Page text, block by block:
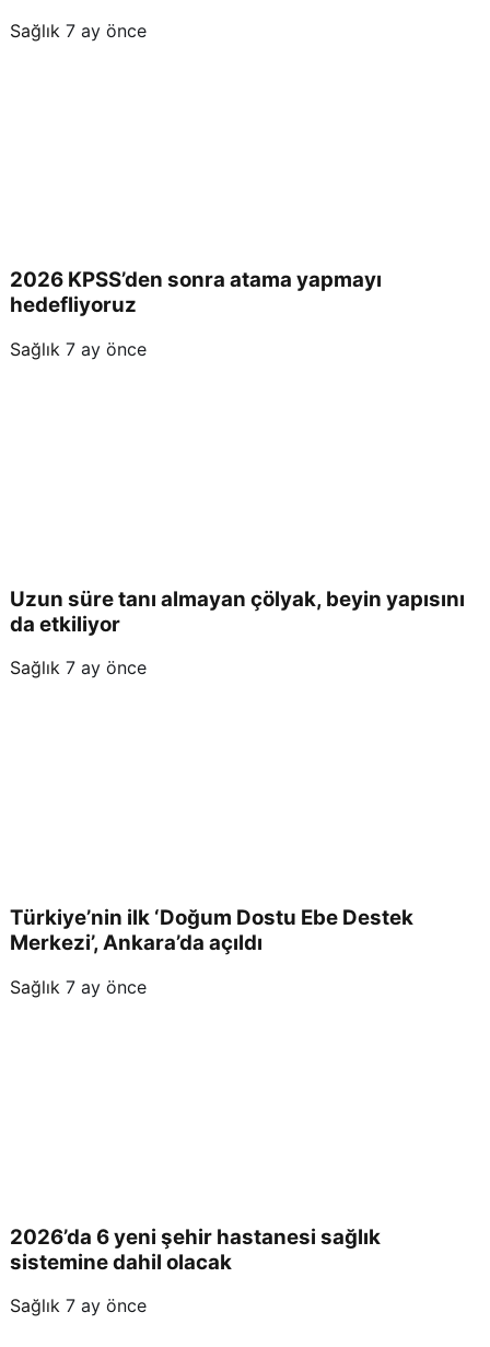
Sağlık 7 ay önce
2026 KPSS’den sonra atama yapmayı
hedefliyoruz
Sağlık 7 ay önce
Uzun süre tanı almayan çölyak, beyin yapısını
da etkiliyor
Sağlık 7 ay önce
Türkiye’nin ilk ‘Doğum Dostu Ebe Destek
Merkezi’, Ankara’da açıldı
Sağlık 7 ay önce
2026’da 6 yeni şehir hastanesi sağlık
sistemine dahil olacak
Sağlık 7 ay önce